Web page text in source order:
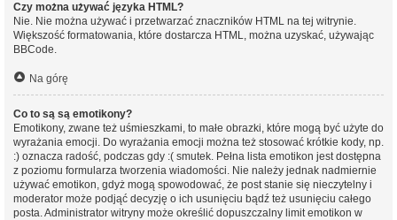
Czy można używać języka HTML?
Nie. Nie można używać i przetwarzać znaczników HTML na tej witrynie.
Większość formatowania, które dostarcza HTML, można uzyskać, używając
BBCode.
Na górę
Co to są są emotikony?
Emotikony, zwane też uśmieszkami, to małe obrazki, które mogą być użyte do
wyrażania emocji. Do wyrażania emocji można też stosować krótkie kody, np.
:) oznacza radość, podczas gdy :( smutek. Pełna lista emotikon jest dostępna
z poziomu formularza tworzenia wiadomości. Nie należy jednak nadmiernie
używać emotikon, gdyż mogą spowodować, że post stanie się nieczytelny i
moderator może podjąć decyzję o ich usunięciu bądź też usunięciu całego
posta. Administrator witryny może określić dopuszczalny limit emotikon w